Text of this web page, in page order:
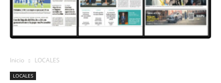
107.1
Inicio LOCALES
LOCALES